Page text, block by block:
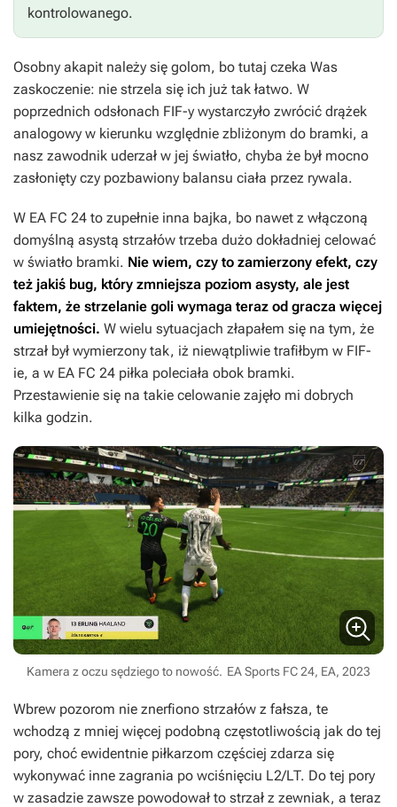
kontrolowanego.
Osobny akapit należy się golom, bo tutaj czeka Was
zaskoczenie: nie strzela się ich już tak łatwo. W
poprzednich odsłonach FIF-y wystarczyło zwrócić drążek
analogowy w kierunku względnie zbliżonym do bramki, a
nasz zawodnik uderzał w jej światło, chyba że był mocno
zasłonięty czy pozbawiony balansu ciała przez rywala.
W EA FC 24 to zupełnie inna bajka, bo nawet z włączoną
domyślną asystą strzałów trzeba dużo dokładniej celować
w światło bramki. Nie wiem, czy to zamierzony efekt, czy
też jakiś bug, który zmniejsza poziom asysty, ale jest
faktem, że strzelanie goli wymaga teraz od gracza więcej
umiejętności. W wielu sytuacjach złapałem się na tym, że
strzał był wymierzony tak, iż niewątpliwie trafiłbym w FIF-
ie, a w EA FC 24 piłka poleciała obok bramki.
Przestawienie się na takie celowanie zajęło mi dobrych
kilka godzin.
Kamera z oczu sędziego to nowość. EA Sports FC 24, EA, 2023
Wbrew pozorom nie znerfiono strzałów z fałsza, te
wchodzą z mniej więcej podobną częstotliwością jak do tej
pory, choć ewidentnie piłkarzom częściej zdarza się
wykonywać inne zagrania po wciśnięciu L2/LT. Do tej pory
w zasadzie zawsze powodował to strzał z zewniak, a teraz